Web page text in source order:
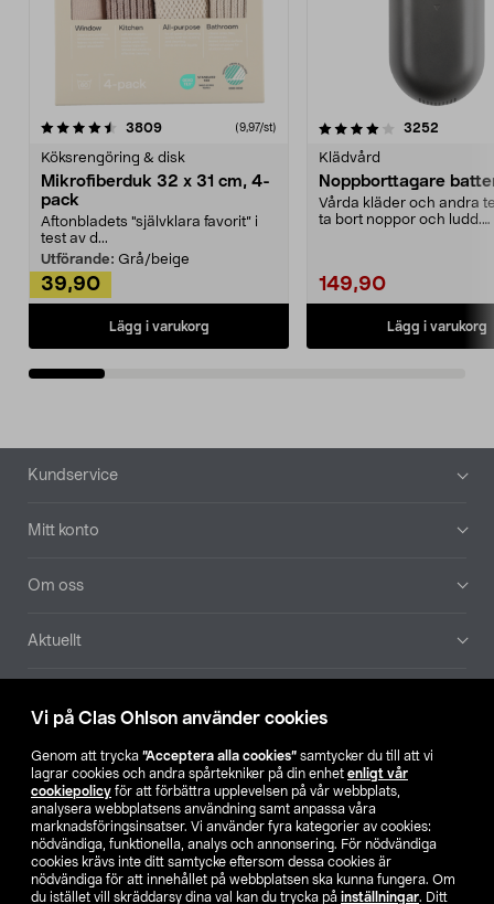
Vi på Clas Ohlson använder cookies
Genom att trycka ”Acceptera alla cookies” samtycker du till att vi
lagrar cookies och andra spårtekniker på din enhet enligt vår
cookiepolicy för att förbättra upplevelsen på vår webbplats,
analysera webbplatsens användning samt anpassa våra
marknadsföringsinsatser. Vi använder fyra kategorier av cookies:
nödvändiga, funktionella, analys och annonsering. För nödvändiga
cookies krävs inte ditt samtycke eftersom dessa cookies är
nödvändiga för att innehållet på webbplatsen ska kunna fungera. Om
du istället vill skräddarsy dina val kan du trycka på inställningar. Ditt
3809recensioner (9,97/st)
Köksrengöring & disk
Mikrofiberduk 32 x 31 cm, 4-
pack
Aftonbladets "självklara favorit” i
test av d...
Utförande: Grå/beige
39,90
Lägg i varukorg
4.0av 5 stjärnor 3252
Klädvård
Noppborttagare
Vårda kläder och andra
ta bort noppor och ludd.
149,90
Lägg i varukorg
4.5av 5 stjärnor
Sidfot
Kundservice
Mitt konto
Om oss
Aktuellt
Hitta butik
SE NO FI